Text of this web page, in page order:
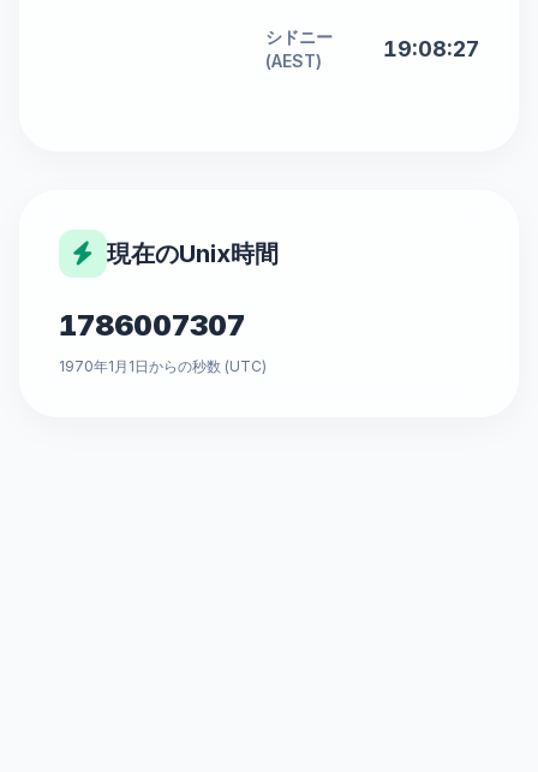
シドニー
(AEST)
19:08:27
現在のUnix時間
1786007307
1970年1月1日からの秒数 (UTC)